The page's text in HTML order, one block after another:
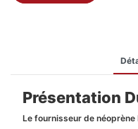
Présentation
Le fournisseur de